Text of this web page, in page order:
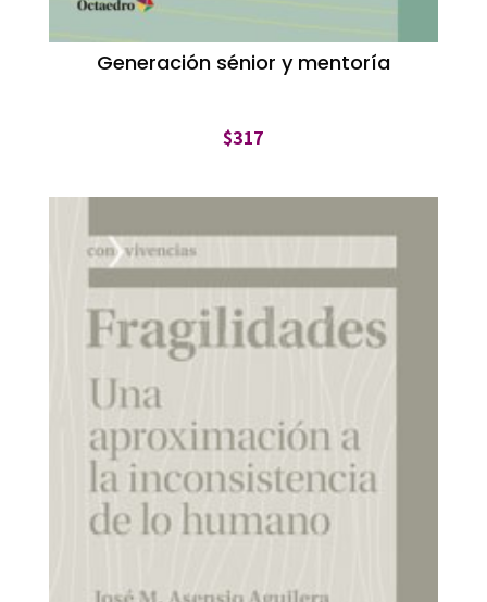
Generación sénior y mentoría
$317